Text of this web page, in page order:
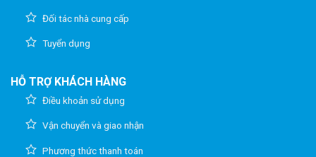
Đối tác nhà cung cấp
Tuyển dụng
HỖ TRỢ KHÁCH HÀNG
Điều khoản sử dụng
Vận chuyển và giao nhận
Phương thức thanh toán